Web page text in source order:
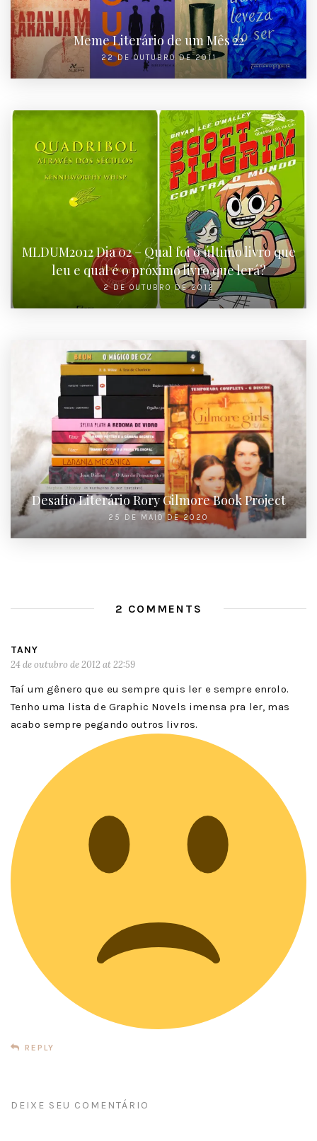
Meme Literário de um Mês 22
22 DE OUTUBRO DE 2011
MLDUM2012 Dia 02 – Qual foi o último livro que
leu e qual é o próximo livro que lerá?
2 DE OUTUBRO DE 2012
Desafio Literário Rory Gilmore Book Project
25 DE MAIO DE 2020
2 COMMENTS
TANY
24 de outubro de 2012 at 22:59
Taí um gênero que eu sempre quis ler e sempre enrolo.
Tenho uma lista de Graphic Novels imensa pra ler, mas
acabo sempre pegando outros livros.
REPLY
DEIXE SEU COMENTÁRIO